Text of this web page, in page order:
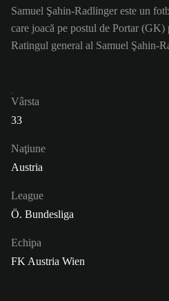
Samuel Şahin-Radlinger este un
care joacă pe postul de Portar
Ratingul general al Samuel Şahin-
Vârsta
33
Naţiune
Austria
League
Ö. Bundesliga
Echipa
FK Austria Wien